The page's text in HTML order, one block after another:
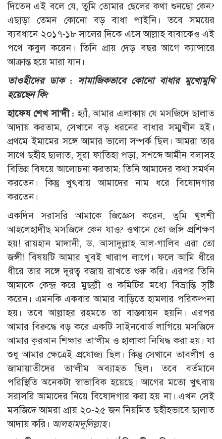
দিতেন এই বলে যে, তুমি তোমার ছেলের কথা শুনছো কেন?
এছাড়া তেমন কোনো বড় বাধা পাইনি। তবে সময়ের
ব্যবধানে ২০১৭-১৮ সালের দিকে এসে আল্লাহ বাবাকেও এই
পথে কবুল করেন। তিনি প্রায় দেড় বছর আগে ক্যান্সারে
আক্রান্ত হয়ে মারা যান।
তাওহীদের ডাক : সামাজিকভাবে কোনো বাধার মুখোমুখি
হয়েছেন কি?
হাফেয শেখ সা‘দী :হ্যাঁ, আমার এলাকায় যে মসজিদে ছালাত
আদায় করতাম, সেখানে বড় ধরনের বাধার সম্মুখীন হই।
প্রথমে ইমামের সঙ্গে আমার ভালো সম্পর্ক ছিল। আমরা তার
সাথে ছহীহ ছালাত, সূরা ফাতিহা পড়া, সশব্দে আমীন বলাসহ
বিভিন্ন বিষয়ে আলোচনা করতাম; তিনি আমাদের কথা সমর্থন
করতেন। কিন্তু খুৎবায় আমাদের নাম ধরে বিষোদগার
করতেন।
একদিন সরাসরি আমাকে জিজ্ঞেস করেন, তুমি খুলশী
আহলেহাদীছ মসজিদে কেন যাও? ওখানে তো জঙ্গি প্রশিক্ষণ
হয়! রায়হান মাদানী, ড. আসাদুল্লাহ আল-গালিব এরা তো
জঙ্গী! বিষয়টি আমার খুবই খারাপ লাগে। ফলে আমি ধীরে
ধীরে তার সঙ্গে দূরত্ব বজায় রাখতে শুরু করি। এরপর তিনি
আমাকে কেন্দ্র করে মুছল্লী ও কমিটির মধ্যে বিভ্রান্তি সৃষ্টি
করেন। এমনকি একবার আমার বাড়িতে হামলার পরিকল্পনা
হয়। তবে আল্লাহর রহমতে তা বাস্তবায়ন হয়নি। এরপর
আমার বিরুদ্ধে বড় করে একটি সাইনবোর্ড লাগিয়ে মসজিদে
আমার কুরআন শিক্ষার তা‘লীম ও হালাকা নিষিদ্ধ করা হয়। যা
শুধু আমার ক্ষেত্রেই প্রযোজ্য ছিল। কিন্তু সেখানে তাবলীগ ও
জামায়াতীদের তা‘লীম অব্যাহত ছিল। তবে বর্তমানে
পরিস্থিতি অনেকটা স্বাভাবিক হয়েছে। আগের মতো খুৎবায়
সরাসরি আমাদের নিয়ে বিষোদগার করা হয় না। এখন সেই
মসজিদে আমরা প্রায় ২০-২৫ জন নিয়মিত ছহীহভাবে ছালাত
আদায় করি। আলহামদুলিল্লাহ।